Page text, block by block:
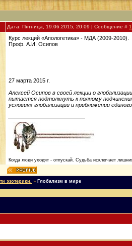
Дата: Пятница, 19.06.2015, 20:09 | Сообщение # 1
Курс лекций «Апологетика» - МДА (2009-2010).
Проф. А.И. Осипов
27 марта 2015 г.
Алексей Осипов в своей лекции о
пытается подтолкнуть к полному
условиях глобализации и приближении
Когда люди уходят - отпускай. Судьба исключает
эзотерики. » Глобализм в мире